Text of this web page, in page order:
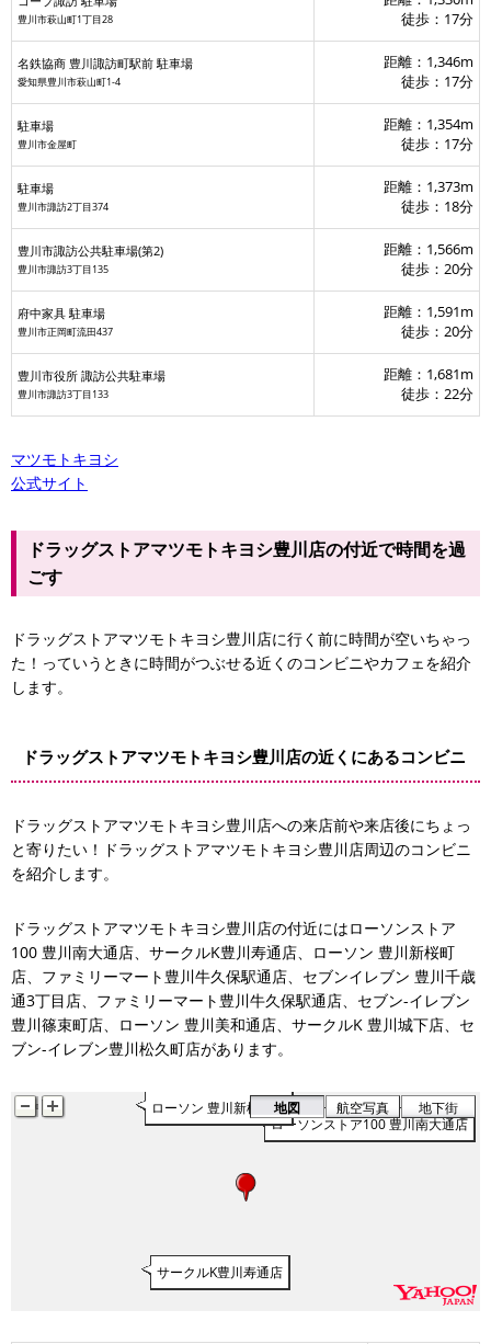
豊川市萩山町1丁目28
徒歩：17分
名鉄協商 豊川諏訪町駅前 駐車場
愛知県豊川市萩山町1-4
距離：1,346m
徒歩：17分
駐車場
豊川市金屋町
距離：1,354m
徒歩：17分
駐車場
豊川市諏訪2丁目374
距離：1,373m
徒歩：18分
豊川市諏訪公共駐車場(第2)
豊川市諏訪3丁目135
距離：1,566m
徒歩：20分
府中家具 駐車場
豊川市正岡町流田437
距離：1,591m
徒歩：20分
豊川市役所 諏訪公共駐車場
豊川市諏訪3丁目133
距離：1,681m
徒歩：22分
マツモトキヨシ
公式サイト
ドラッグストアマツモトキヨシ豊川店の付近で時間を過
ごす
ドラッグストアマツモトキヨシ豊川店に行く前に時間が空いちゃっ
た！っていうときに時間がつぶせる近くのコンビニやカフェを紹介
します。
ドラッグストアマツモトキヨシ豊川店の近くにあるコンビニ
ドラッグストアマツモトキヨシ豊川店への来店前や来店後にちょっ
と寄りたい！ドラッグストアマツモトキヨシ豊川店周辺のコンビニ
を紹介します。
ドラッグストアマツモトキヨシ豊川店の付近にはローソンストア
100 豊川南大通店、サークルK豊川寿通店、ローソン 豊川新桜町
店、ファミリーマート豊川牛久保駅通店、セブンイレブン 豊川千歳
通3丁目店、ファミリーマート豊川牛久保駅通店、セブン-イレブン
豊川篠束町店、ローソン 豊川美和通店、サークルK 豊川城下店、セ
ブン-イレブン豊川松久町店があります。
ローソンストア100 豊川南大通店
サークルK豊川寿通店
ローソン 豊川新桜町店
ファミリ
ファミリーマート豊川牛久保駅通店
地図 航空写真 地下街